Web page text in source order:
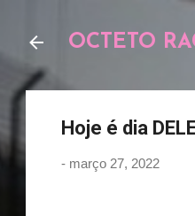
OCTETO
Hoje é dia
- março 27, 2022